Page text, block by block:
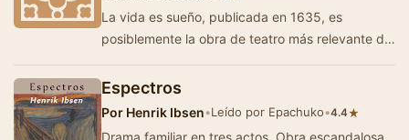
La vida es sueño, publicada en 1635, es
posiblemente la obra de teatro más relevante del
Espectros
Por Henrik Ibsen•Leído por Epachuko•4.4★
Drama familiar en tres actos. Obra escandalosa